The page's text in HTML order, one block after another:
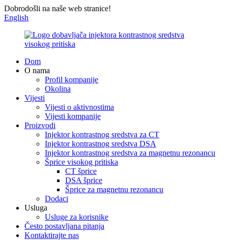
Dobrodošli na naše web stranice!
English
Dom
O nama
Profil kompanije
Okolina
Vijesti
Vijesti o aktivnostima
Vijesti kompanije
Proizvodi
Injektor kontrastnog sredstva za CT
Injektor kontrastnog sredstva DSA
Injektor kontrastnog sredstva za magnetnu rezonancu
Šprice visokog pritiska
CT šprice
DSA šprice
Šprice za magnetnu rezonancu
Dodaci
Usluga
Usluge za korisnike
Često postavljana pitanja
Kontaktirajte nas